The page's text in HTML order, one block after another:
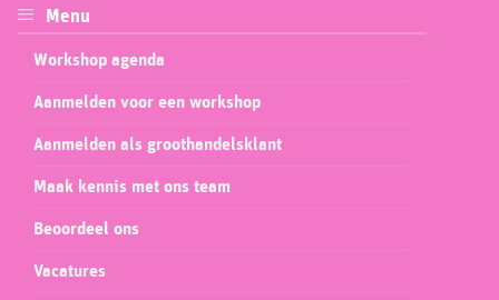
Menu
Workshop agenda
Aanmelden voor een workshop
Aanmelden als groothandelsklant
Maak kennis met ons team
Beoordeel ons
Vacatures